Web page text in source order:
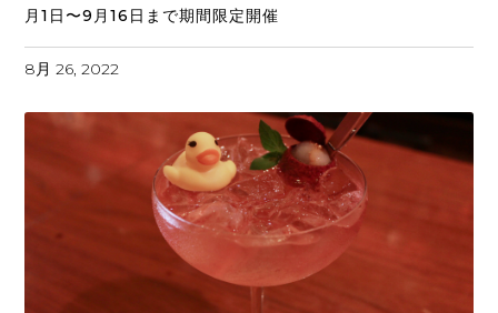
月1日〜9月16日まで期間限定開催
8月 26, 2022